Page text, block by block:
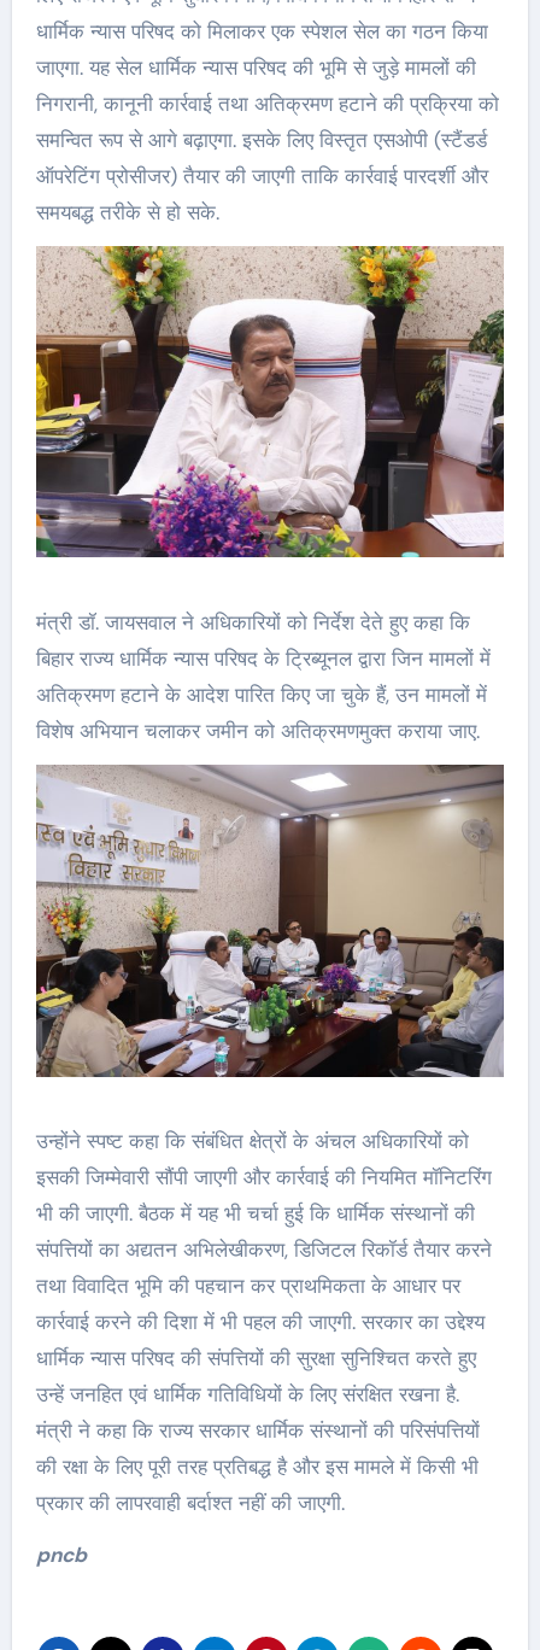
धार्मिक न्यास परिषद को मिलाकर एक स्पेशल सेल का गठन किया
जाएगा. यह सेल धार्मिक न्यास परिषद की भूमि से जुड़े मामलों की
निगरानी, कानूनी कार्रवाई तथा अतिक्रमण हटाने की प्रक्रिया को
समन्वित रूप से आगे बढ़ाएगा. इसके लिए विस्तृत एसओपी (स्टैंडर्ड
ऑपरेटिंग प्रोसीजर) तैयार की जाएगी ताकि कार्रवाई पारदर्शी और
समयबद्ध तरीके से हो सके.
मंत्री डॉ. जायसवाल ने अधिकारियों को निर्देश देते हुए कहा कि
बिहार राज्य धार्मिक न्यास परिषद के ट्रिब्यूनल द्वारा जिन मामलों में
अतिक्रमण हटाने के आदेश पारित किए जा चुके हैं, उन मामलों में
विशेष अभियान चलाकर जमीन को अतिक्रमणमुक्त कराया जाए.
उन्होंने स्पष्ट कहा कि संबंधित क्षेत्रों के अंचल अधिकारियों को
इसकी जिम्मेवारी सौंपी जाएगी और कार्रवाई की नियमित मॉनिटरिंग
भी की जाएगी. बैठक में यह भी चर्चा हुई कि धार्मिक संस्थानों की
संपत्तियों का अद्यतन अभिलेखीकरण, डिजिटल रिकॉर्ड तैयार करने
तथा विवादित भूमि की पहचान कर प्राथमिकता के आधार पर
कार्रवाई करने की दिशा में भी पहल की जाएगी. सरकार का उद्देश्य
धार्मिक न्यास परिषद की संपत्तियों की सुरक्षा सुनिश्चित करते हुए
उन्हें जनहित एवं धार्मिक गतिविधियों के लिए संरक्षित रखना है.
मंत्री ने कहा कि राज्य सरकार धार्मिक संस्थानों की परिसंपत्तियों
की रक्षा के लिए पूरी तरह प्रतिबद्ध है और इस मामले में किसी भी
प्रकार की लापरवाही बर्दाश्त नहीं की जाएगी.
pncb